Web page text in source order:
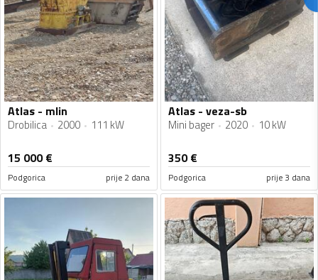
Atlas - mlin
Drobilica 2000 111 kW
15 000€
Podgorica prije 2 dana
Atlas - veza-sb
Mini bager 2020 10 kW
350€
Podgorica prije 3 dana